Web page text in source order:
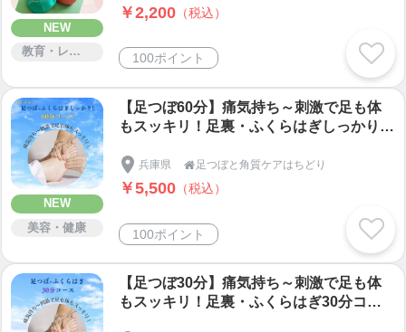
NEW
教育・レッスン・講習
￥2,200 （税込）
100ポイント
NEW
美容・健康
【足つぼ60分】痛気持ち～刺激で足も体
もスッキリ！足裏・ふくらはぎしっかり6
兵庫県  足つぼと角質ケアはちどり
￥5,500 （税込）
100ポイント
【足つぼ30分】痛気持ち～刺激で足も体
もスッキリ！足裏・ふくらはぎ30分コー